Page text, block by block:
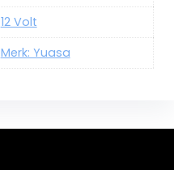
12 Volt
Merk: Yuasa